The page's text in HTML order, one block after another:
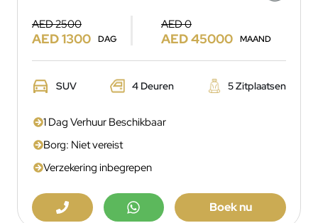
AED 2500
AED 1300 DAG
AED 0
AED 45000 MAAND
SUV 4 Deuren 5 Zitplaatsen
1 Dag Verhuur Beschikbaar
Borg: Niet vereist
Verzekering inbegrepen
Boek nu